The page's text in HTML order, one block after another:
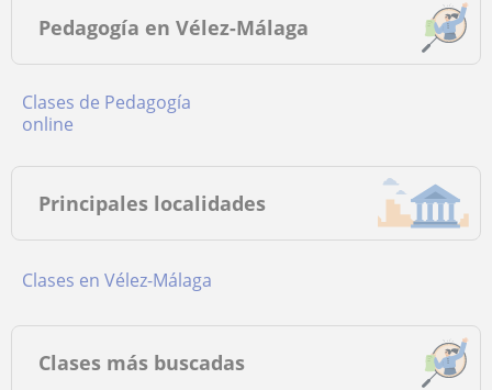
Pedagogía en Vélez-Málaga
Clases de Pedagogía
online
Principales localidades
Clases en Vélez-Málaga
Clases más buscadas